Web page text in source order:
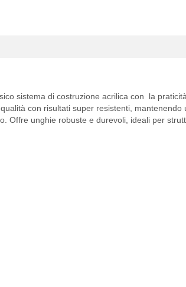
sistema di costruzione acrilica con la
con risultati super resistenti,
Offre unghie robuste e durevoli, ideali per